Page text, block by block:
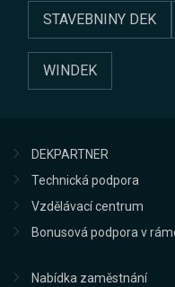
STAVEBNINY DEK
WINDEK
DEKPARTNER
Technická podpora
Vzdělávací centrum
Bonusová podpora v
Nabídka zaměstnání